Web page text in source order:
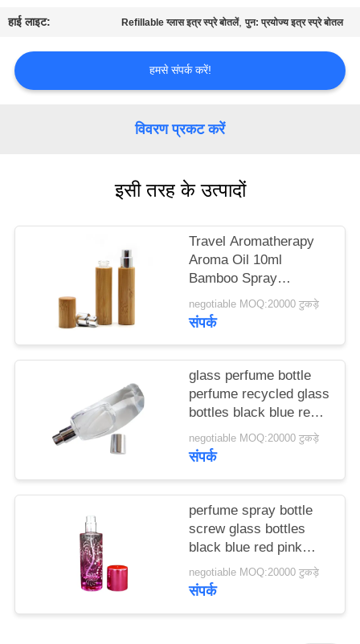
गुणवत्ता
हमसे
का
PRIVACY
POLICY
हाई लाइट: Refillable ग्लास इत्र स्प्रे बोतलें,पुन: प्रयोज्य इत्र स्प्रे बोतल
हमसे संपर्क करें!
विवरण प्रकट करें
इसी तरह के उत्पादों
Travel Aromatherapy
Aroma Oil 10ml
Bamboo Spray
Perfume Bottle With
Screw Spray Cap
negotiable MOQ:20000 टुकड़े
संपर्क
glass perfume bottle
perfume recycled glass
bottles black blue red
pink green cap plastic
and metal
negotiable MOQ:20000 टुकड़े
संपर्क
perfume spray bottle
screw glass bottles
black blue red pink
green cap plastic and
metal
negotiable MOQ:20000 टुकड़े
संपर्क